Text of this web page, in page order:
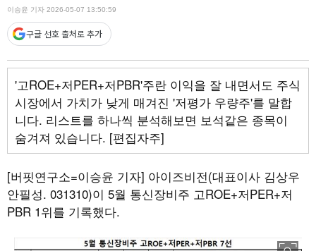
이승윤 기자 2026-05-07 13:50:59
구글 선호 출처로 추가
'고ROE+저PER+저PBR'주란 이익을 잘 내면서도 주식
시장에서 가치가 낮게 매겨진 '저평가 우량주'를 말합
니다. 리스트를 하나씩 분석해보면 보석같은 종목이
숨겨져 있습니다. [편집자주]
[버핏연구소=이승윤 기자] 아이즈비전(대표이사 김상우
안필성. 031310)이 5월 통신장비주 고ROE+저PER+저
PBR 1위를 기록했다.